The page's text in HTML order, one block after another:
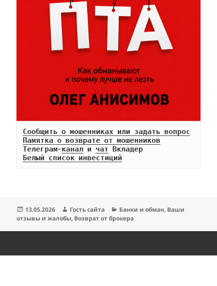
Сообщить о мошенниках или задать вопрос
Памятка о возврате от мошенников
Телеграм-канал и чат
Белый список инвестиций
Опубликовано
13.05.2026 Автор
Гость сайта Рубрики
Банки и обман, Ваши
отзывы и жалобы, Возврат от брокера